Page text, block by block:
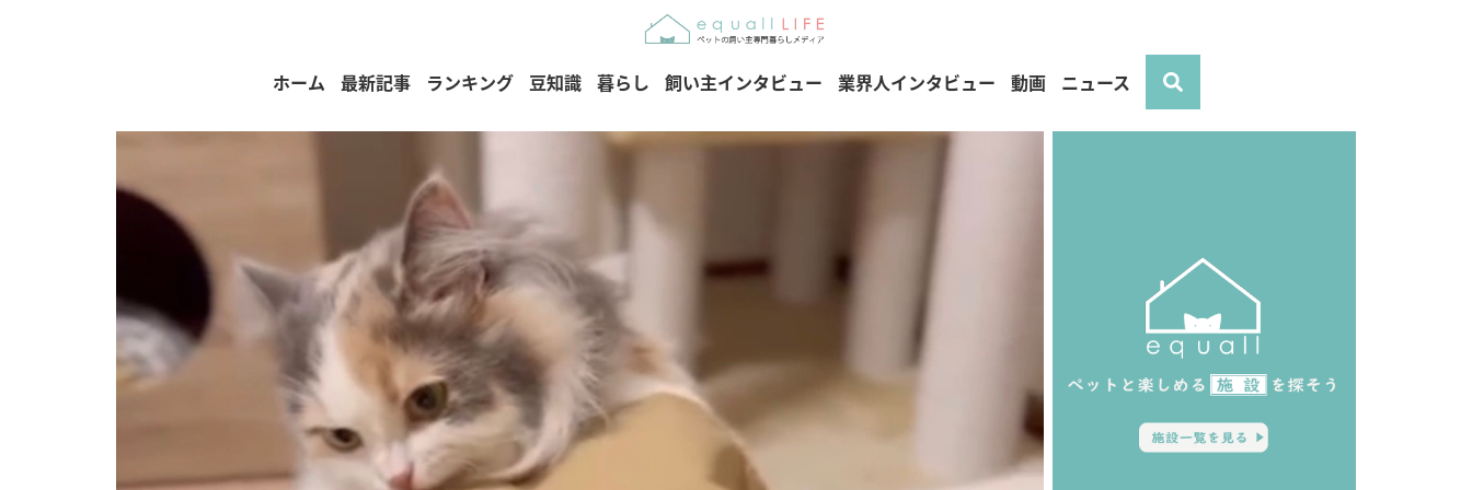
ホーム 最新記事 ランキング 豆知識 暮らし 飼い主インタビュー 業界人インタビュー 動画 ニュース